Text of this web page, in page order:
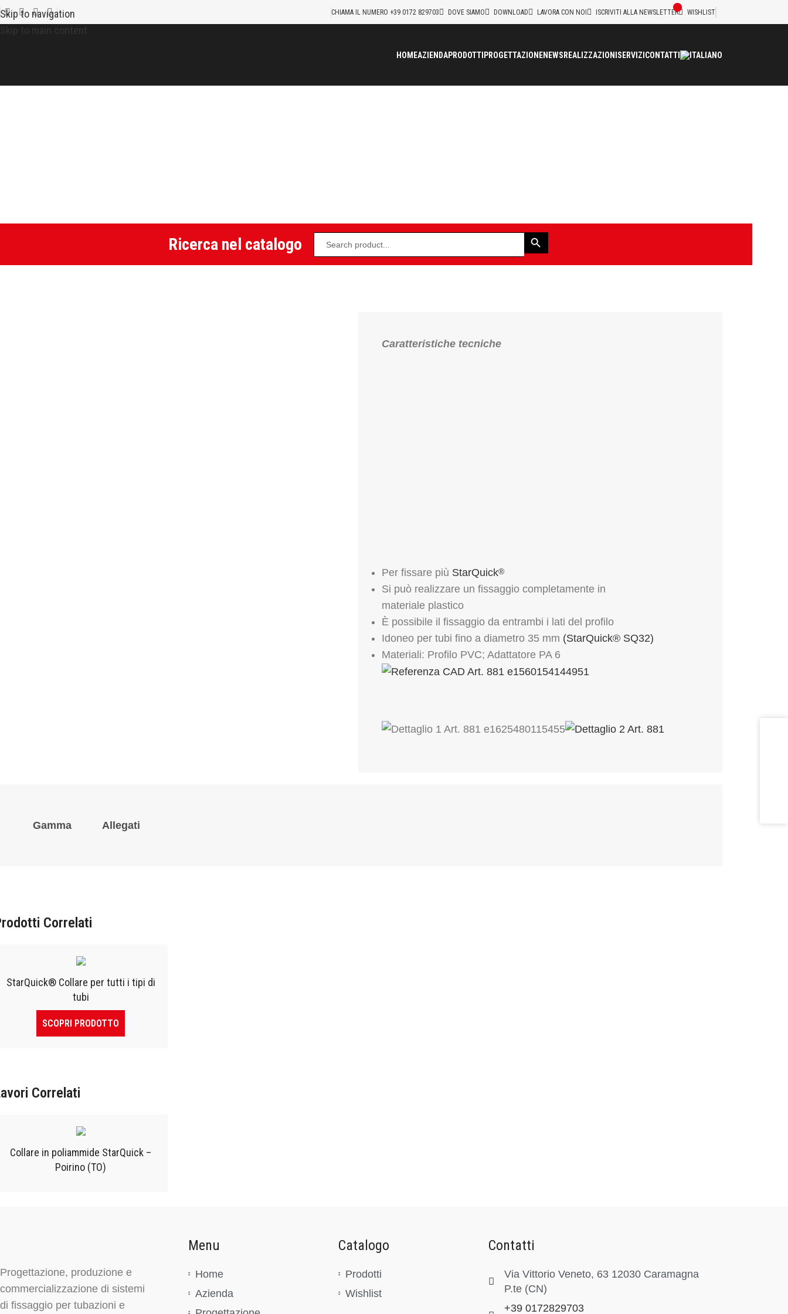
Skip to navigation
CHIAMA IL NUMERO +39 0172 829703 DOVE SIAMO DOWNLOAD LAVORA CON NOI ISCRIVITI ALLA NEWSLETTER WISHLIST
HOMEAZIENDAPRODOTTIPROGETTAZIONENEWSREALIZZAZIONISERVIZICONTATTI
Ricerca nel catalogo
Caratteristiche tecniche
Per fissare più StarQuick®
Si può realizzare un fissaggio completamente in
materiale plastico
È possibile il fissaggio da entrambi i lati del profilo
Idoneo per tubi fino a diametro 35 mm (StarQuick® SQ32)
Materiali: Profilo PVC; Adattatore PA 6
Gamma Allegati
Correlati
StarQuick® Collare per tutti i tipi di
tubi
SCOPRI PRODOTTO
Correlati
Collare in poliammide StarQuick –
Poirino (TO)
Progettazione, produzione e
commercializzazione di sistemi
di fissaggio per tubazioni e
Menu
Home
Azienda
Catalogo
Prodotti
Wishlist
Contatti
Via Vittorio Veneto, 63 12030 Caramagna
P.te (CN)
+39 0172829703